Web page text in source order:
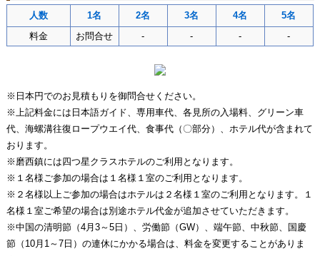
人数 1名 2名 3名 4名
5名
料金
お問合せ - - - -
※日本円でのお見積もりを御問合せください。
※上記料金には日本語ガイド、専用車代、各見所の入場料、グリーン車
代、海螺溝往復ロープウエイ代、食事代（〇部分）、ホテル代が含まれて
おります。
※磨西鎮には四つ星クラスホテルのご利用となります。
※１名様ご参加の場合は１名様１室のご利用となります。
※２名様以上ご参加の場合はホテルは２名様１室のご利用となります。１
名様１室ご希望の場合は別途ホテル代金が追加させていただきます。
※中国の清明節（4月3～5日）、労働節（GW）、端午節、中秋節、国慶
節（10月1～7日）の連休にかかる場合は、料金を変更することがありま